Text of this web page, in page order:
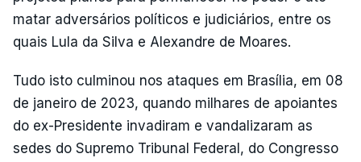
matar adversários políticos e judiciários, entre os
quais Lula da Silva e Alexandre de Moares.
Tudo isto culminou nos ataques em Brasília, em 08
de janeiro de 2023, quando milhares de apoiantes
do ex-Presidente invadiram e vandalizaram as
sedes do Supremo Tribunal Federal, do Congresso